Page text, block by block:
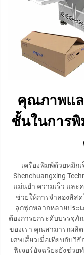
คุณภาพแล
ชั้นในการพิ
เครื่องพิมพ์ด้วยหมึก
Shenchuangxing
แม่นยำ ความเร็ว และ
ช่วยให้การจำลองสีส
ลูกฟูกหลากหลายประ
ต้องการยกระดับบรรจุภั
ของเรา คุณสามารถผลิ
เศษเสี้ยวเมื่อเทียบกับวิ
ฟีเจอร์อัจฉริยะยังช่วย